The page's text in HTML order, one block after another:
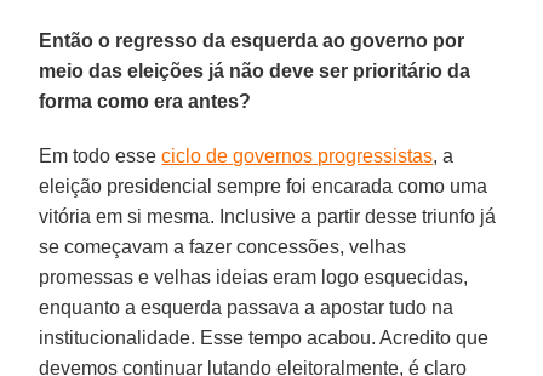
Então o regresso da esquerda ao governo por
meio das eleições já não deve ser prioritário da
forma como era antes?
Em todo esseciclo de governos progressistas, a
eleição presidencial sempre foi encarada como uma
vitória em si mesma. Inclusive a partir desse triunfo já
se começavam a fazer concessões, velhas
promessas e velhas ideias eram logo esquecidas,
enquanto a esquerda passava a apostar tudo na
institucionalidade. Esse tempo acabou. Acredito que
devemos continuar lutando eleitoralmente, é claro